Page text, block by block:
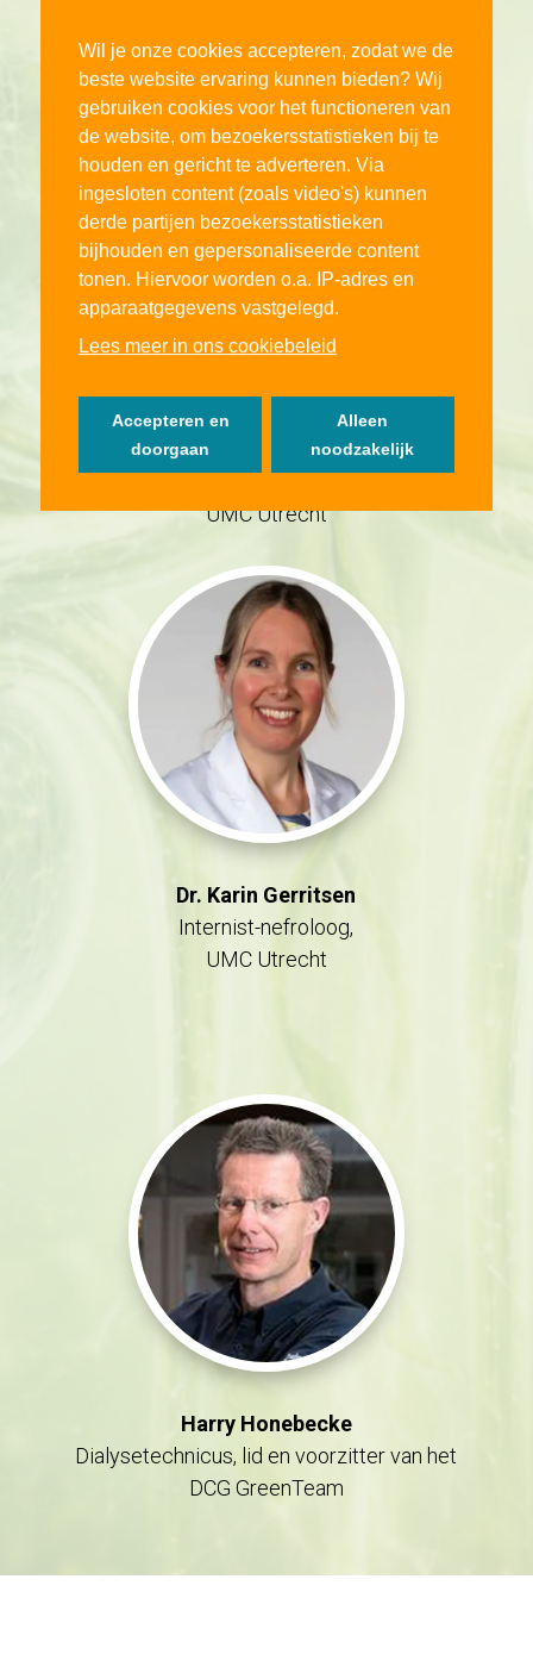
Wil je onze cookies accepteren, zodat we de
beste website ervaring kunnen bieden? Wij
gebruiken cookies voor het functioneren van
de website, om bezoekersstatistieken bij te
houden en gericht te adverteren. Via
ingesloten content (zoals video's) kunnen
derde partijen bezoekersstatistieken
bijhouden en gepersonaliseerde content
tonen. Hiervoor worden o.a. IP-adres en
apparaatgegevens vastgelegd.
Lees meer in ons cookiebeleid
Accepteren en
doorgaan
Alleen
noodzakelijk
Amsterdam UMC
Dr. Peter Blankestijn
Gepensioneerd Internist-nefroloog,
UMC Utrecht
Dr. Karin Gerritsen
Internist-nefroloog,
UMC Utrecht
Harry Honebecke
Dialysetechnicus, lid en voorzitter van het
DCG GreenTeam